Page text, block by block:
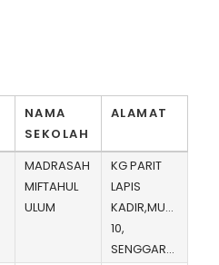
NAMA
SEKOLAH
ALAMAT
MADRASAH
MIFTAHUL
ULUM
KG PARIT
LAPIS
KADIR,MUKIM
10,
SENGGARANG